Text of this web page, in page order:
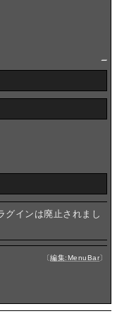
インは廃止されまし
〔編集:MenuBar